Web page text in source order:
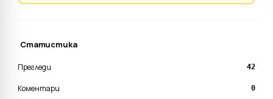
Статистика
Прегледи 42
Коментари 0